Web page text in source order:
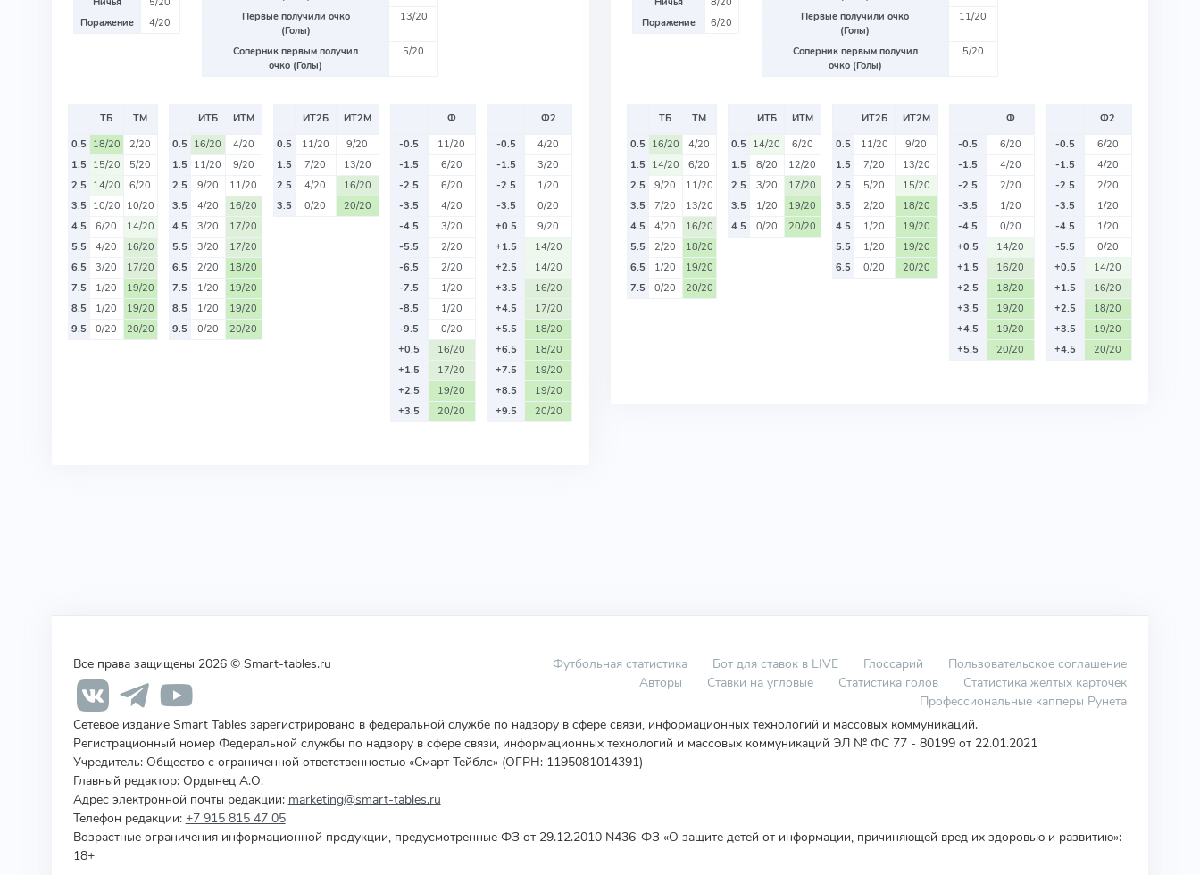
Поражение
4/20
Первые получили очко
(Голы)
13/20
Соперник первым получил
очко (Голы)
5/20
ТБ
ТМ
0.5 18/20
2/20
1.5 15/20
5/20
2.5 14/20
6/20
3.5 10/20 10/20
4.5
6/20
14/20
5.5
4/20
16/20
6.5
3/20
17/20
7.5
1/20
19/20
8.5
1/20
19/20
9.5
0/20 20/20
ИТБ
ИТМ
0.5 16/20
4/20
1.5 11/20
9/20
2.5
9/20
11/20
3.5
4/20
16/20
4.5
3/20
17/20
5.5
3/20
17/20
6.5
2/20
18/20
7.5
1/20
19/20
8.5
1/20
19/20
9.5
0/20 20/20
ИТ2Б
ИТ2М
0.5
11/20
9/20
1.5
7/20
13/20
2.5
4/20
16/20
3.5
0/20 20/20
Ф
-0.5
11/20
-1.5
6/20
-2.5
6/20
-3.5
4/20
-4.5
3/20
-5.5
2/20
-6.5
2/20
-7.5
1/20
-8.5
1/20
-9.5
0/20
+0.5
16/20
+1.5
17/20
+2.5
19/20
+3.5
20/20
Ф2
-0.5
4/20
-1.5
3/20
-2.5
1/20
-3.5
0/20
+0.5
9/20
+1.5
14/20
+2.5
14/20
+3.5
16/20
+4.5
17/20
+5.5
18/20
+6.5
18/20
+7.5
19/20
+8.5
19/20
+9.5
20/20
Поражение
6/20
Первые получили очко
(Голы)
11/20
Соперник первым получил
очко (Голы)
5/20
ТБ
ТМ
0.5 16/20
4/20
1.5 14/20
6/20
2.5
9/20
11/20
3.5
7/20
13/20
4.5
4/20
16/20
5.5
2/20
18/20
6.5
1/20
19/20
7.5
0/20 20/20
ИТБ
ИТМ
0.5 14/20
6/20
1.5
8/20
12/20
2.5
3/20
17/20
3.5
1/20
19/20
4.5
0/20 20/20
ИТ2Б
ИТ2М
0.5
11/20
9/20
1.5
7/20
13/20
2.5
5/20
15/20
3.5
2/20
18/20
4.5
1/20
19/20
5.5
1/20
19/20
6.5
0/20 20/20
Ф
-0.5
6/20
-1.5
4/20
-2.5
2/20
-3.5
1/20
-4.5
0/20
+0.5
14/20
+1.5
16/20
+2.5
18/20
+3.5
19/20
+4.5
19/20
+5.5
20/20
Ф2
-0.5
6/20
-1.5
4/20
-2.5
2/20
-3.5
1/20
-4.5
1/20
-5.5
0/20
+0.5
14/20
+1.5
16/20
+2.5
18/20
+3.5
19/20
+4.5
20/20
Все права защищены 2026 © Smart-tables.ru Футбольная статистика Бот для ставок в LIVE Глоссарий
Пользовательское соглашение
Авторы
Ставки на угловые Статистика голов
Статистика желтых карточек
Профессиональные капперы Рунета
Сетевое издание Smart Tables зарегистрировано в федеральной службе по надзору в сфере связи, информационных технологий и массовых коммуникаций.
Регистрационный номер Федеральной службы по надзору в сфере связи, информационных технологий и массовых коммуникаций ЭЛ № ФС 77 - 80199 от 22.01.2021
Учредитель: Общество с ограниченной ответственностью «Смарт Тейблс» (ОГРН: 1195081014391)
Главный редактор: Ордынец А.О.
Адрес электронной почты редакции: marketing@smart-tables.ru
Телефон редакции: +7 915 815 47 05
Возрастные ограничения информационной продукции, предусмотренные ФЗ от 29.12.2010 N436-ФЗ «О защите детей от информации, причиняющей вред их здоровью и развитию»:
18+